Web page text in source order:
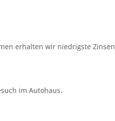
erhalten wir niedrigste
im Autohaus.